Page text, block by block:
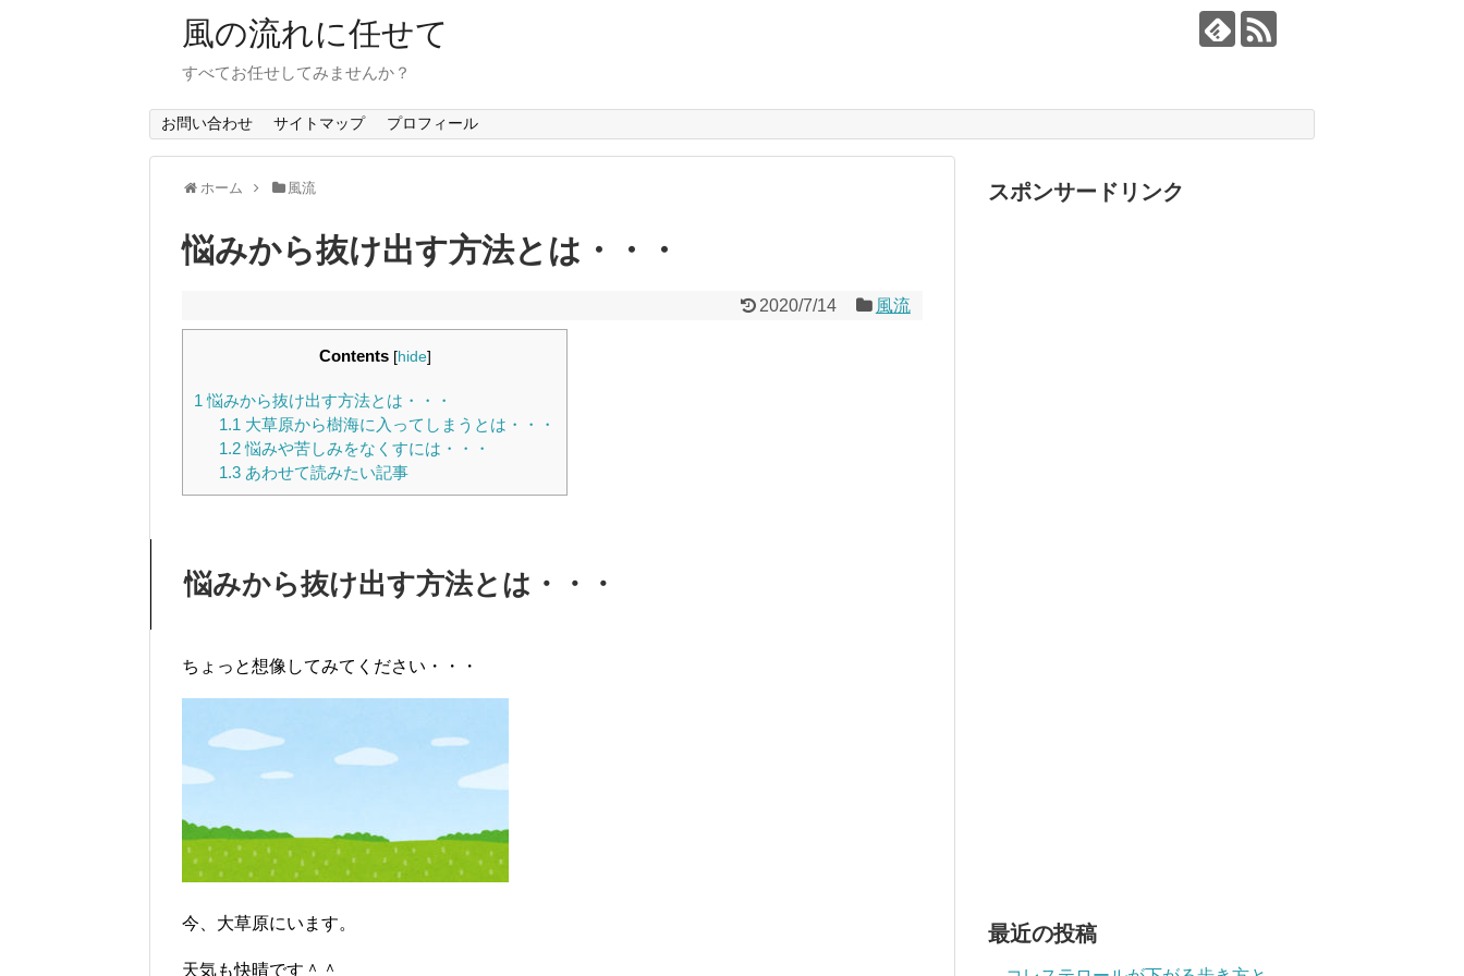
風の流れに任せて
すべてお任せしてみませんか？
お問い合わせ サイトマップ プロフィール
ホーム 風流
悩みから抜け出す方法とは・・・
2020/7/14 風流
Contents [hide]
1 悩みから抜け出す方法とは・・・
1.1 大草原から樹海に入ってしまうとは・・・
1.2悩みや苦しみをなくすには・・・
1.3あわせて読みたい記事
悩みから抜け出す方法とは・・・
ちょっと想像してみてください・・・
今、大草原にいます。
天気も快晴です＾＾
スポンサードリンク
最近の投稿